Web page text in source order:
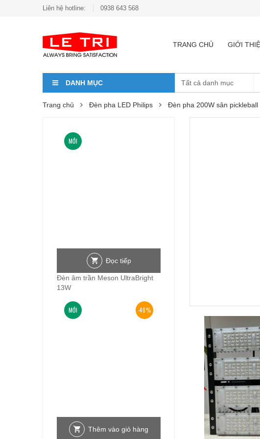
Liên hệ hotline: 0938 643 568
TRANG CHỦ GIỚI
DANH MỤC
Trang chủ Đèn pha LED Philips Đèn pha 200W sân pickleball
MỚI
Đọc tiếp
Đèn âm trần Meson UltraBright
13W
-40%
MỚI
Thêm vào giỏ hàng